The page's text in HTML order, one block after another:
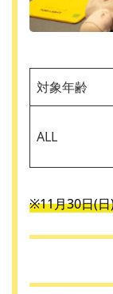
対象年齢
ALL
※11月30日(